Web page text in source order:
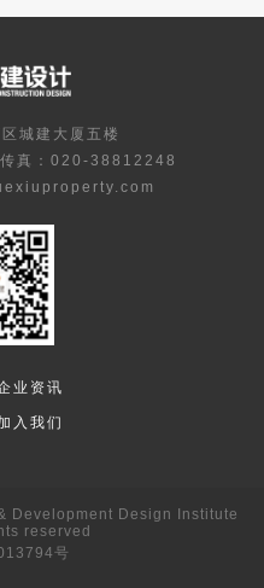
城建大厦五楼
传真：020-38812248
业资讯
入我们
Development Design Institute
reserved
号